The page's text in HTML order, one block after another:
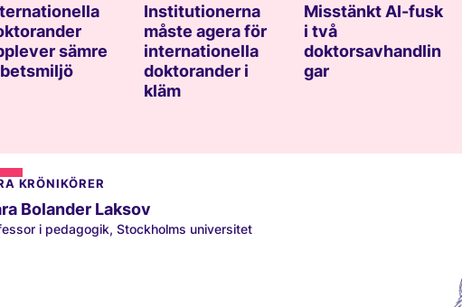
sämre
Institutionerna
måste agera för
internationella
doktorander i
kläm
Misstänkt AI-fusk
i två
doktorsavhandlin
gar
KRÖNIKÖRER
Bolander Laksov
i pedagogik, Stockholms universitet